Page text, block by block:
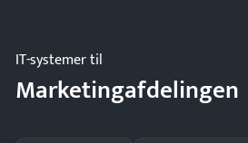
IT-systemer til
Marketingafdelingen